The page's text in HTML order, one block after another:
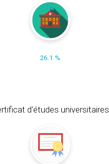
26.1 %
d'études universitaires